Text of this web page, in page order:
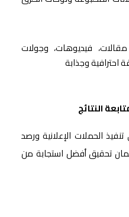
فيديوهات، وجولات
احترافية وجذابة
الحملات الإعلانية ورصد
تحقيق أفضل استجابة من